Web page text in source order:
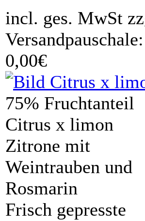
incl. ges. MwSt
Versandpauschale:
0,00€
75% Fruchtanteil
Citrus x limon
Zitrone mit
Weintrauben und
Rosmarin
Frisch gepresste